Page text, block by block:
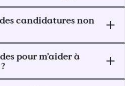
candidatures non
pour m’aider à